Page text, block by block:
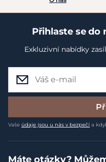
Přihlaste se do
Exkluzivní nabídky
Vaše údaje jsou u nás v bezpečí a
Máte otázky?